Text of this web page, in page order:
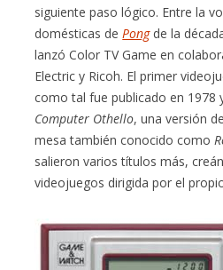
siguiente paso lógico. Entre la
domésticas de Pongde la
lanzó Color TV Game en
Electric y Ricoh. El primer
como tal fue publicado en 1978
Computer Othello, una versión
mesa también conocido como
salieron varios títulos más,
videojuegos dirigida por el